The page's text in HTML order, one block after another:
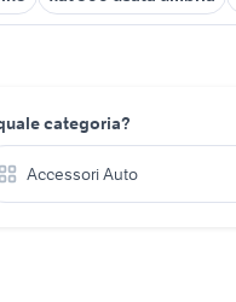
categoria?
Accessori Auto